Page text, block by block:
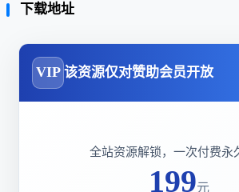
下载地址
VIP 该资源仅对赞助会员开放
全站资源解锁，一次付费永
199元